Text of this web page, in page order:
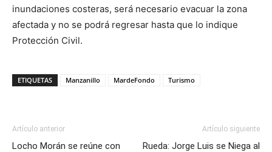
inundaciones costeras, será necesario evacuar la zona
afectada y no se podrá regresar hasta que lo indique
Protección Civil.
ETIQUETAS Manzanillo MardeFondo Turismo
Artículo anterior
Locho Morán se reúne con
Artículo siguiente
Rueda: Jorge Luis se Niega al